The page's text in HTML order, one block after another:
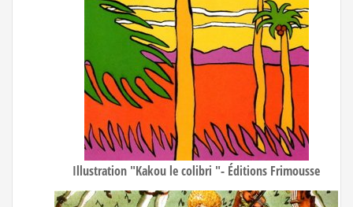
Illustration "Kakou le colibri "- Éditions Frimousse